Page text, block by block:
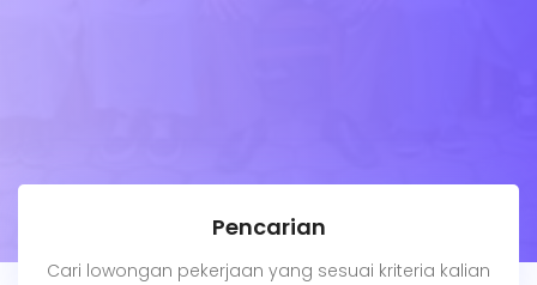
Pencarian
Cari lowongan pekerjaan yang sesuai kriteria kalian